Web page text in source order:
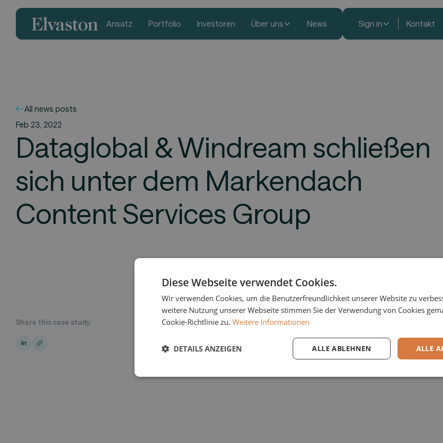
Ansatz Portfolio Investoren Über uns News Sign in Kontakt
All news posts
Feb 23, 2022
Dataglobal & Windream schließen
sich unter dem Markendach
Content Services Group
Share this case study:
Die Dataglobal GmbH, im Elvaston Portfolio seit
seit Dezember 2021, bilden zusammen die
voneinander profitieren – sie bleiben jedoch
mit weiteren strategischen Zukäufen ausgebaut
Diese Webseite verwendet Cookies.
Wir verwenden Cookies, um die Benutzerfreundlichkeit unserer Website zu
weitere Nutzung unserer Webseite stimmen Sie der Verwendung von Cookies
Cookie-Richtlinie zu. Weitere Informationen
ALLE
ALLE ABLEHNEN
DETAILS ANZEIGEN